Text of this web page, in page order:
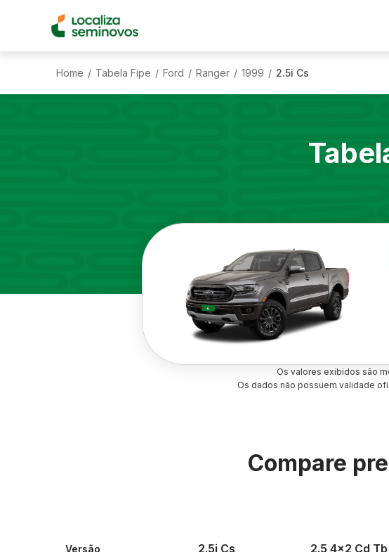
Home / Tabela Fipe / Ford / Ranger / 1999 / 2.5i Cs
Os valores exibidos são
Os dados não possuem validade
Compare
Versão 2.5i Cs 2.5 4x2 Cd